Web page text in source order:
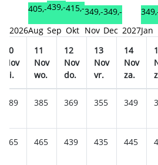
2026
405,-
Aug
439,-
Sep
415,-
Okt
349,-
Nov
349,-
Dec 2027Jan
10
Nov
di.
11
Nov
wo.
12
Nov
do.
13
Nov
vr.
14
Nov
za.
389 385 369 355 349
465 465 439 435 445